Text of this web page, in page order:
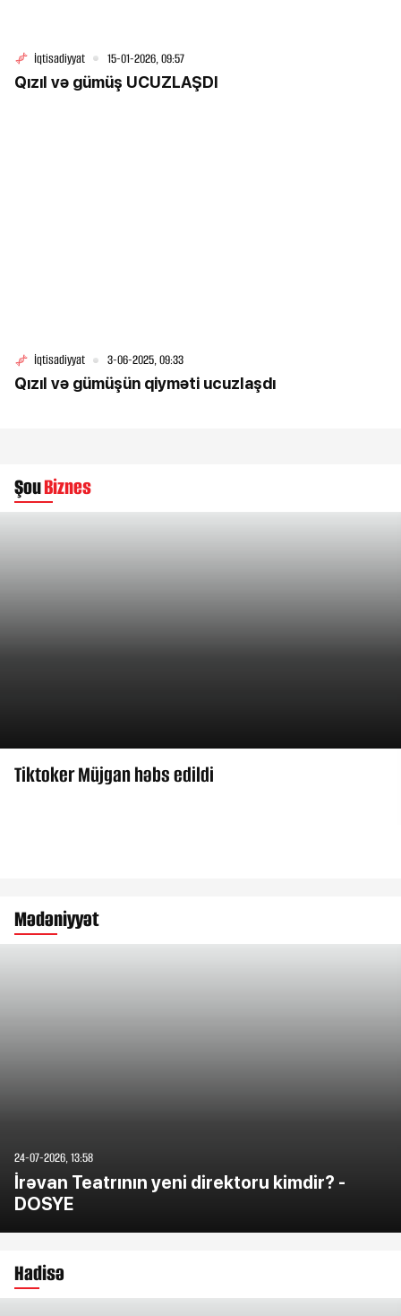
İqtisadiyyat 15-01-2026, 09:57
Qızıl və gümüş UCUZLAŞDI
İqtisadiyyat 3-06-2025, 09:33
Qızıl və gümüşün qiyməti ucuzlaşdı
ŞouBiznes
Tiktoker Müjgan həbs edildi
Mədəniyyət
24-07-2026, 13:58
İrəvan Teatrının yeni direktoru kimdir? -
DOSYE
Hadisə